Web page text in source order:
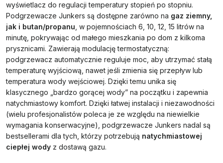
wyświetlacz do regulacji temperatury stopień po stopniu.
Podgrzewacze Junkers są dostępne zarówno na gaz ziemny,
jak i butan/propanu , w pojemnościach 6, 10, 12, 15 litrów na
minutę, pokrywając od małego mieszkania po dom z kilkoma
prysznicami. Zawierają modulację termostatyczną:
podgrzewacz automatycznie reguluje moc, aby utrzymać stałą
temperaturę wyjściową, nawet jeśli zmienia się przepływ lub
temperatura wody wejściowej. Dzięki temu unika się
klasycznego „bardzo gorącej wody” na początku i zapewnia
natychmiastowy komfort. Dzięki łatwej instalacji i niezawodności
(wielu profesjonalistów poleca je ze względu na niewielkie
wymagania konserwacyjne), podgrzewacze Junkers nadal są
bestsellerami dla tych, którzy potrzebują natychmiastowej
ciepłej wody z dostawą gazu.